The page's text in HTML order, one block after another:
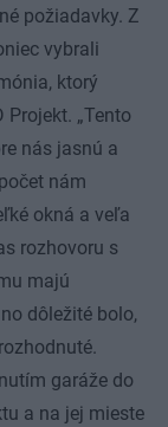
požiadavky. Z
vybrali
ktorý
„Tento
nás jasnú a
nám
okná a veľa
rozhovoru s
majú
dôležité bolo,
garáže do
a na jej mieste